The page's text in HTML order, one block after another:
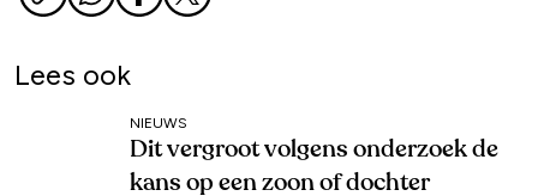
Lees ook
NIEUWS
Dit vergroot volgens onderzoek de
kans op een zoon of dochter